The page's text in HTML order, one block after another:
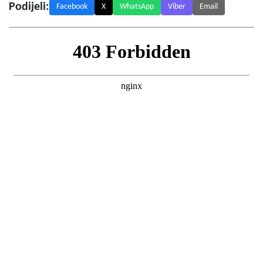
Podijeli: Facebook X WhatsApp Viber Email